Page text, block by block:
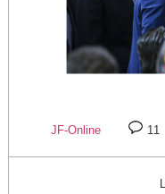
JF-Online 11